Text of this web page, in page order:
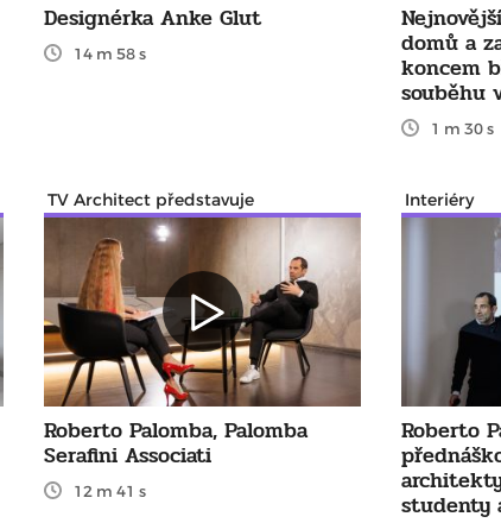
Designérka Anke Glut
14 m 58 s domů a
koncem
souběhu
1 m 30 s
TV Architect představuje
Roberto Palomba, Palomba
Serafini Associati
12 m 41 s
Interiéry
Roberto
studenty